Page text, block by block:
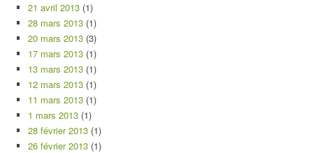
21 avril 2013 (1)
28 mars 2013 (1)
20 mars 2013 (3)
17 mars 2013 (1)
13 mars 2013 (1)
12 mars 2013 (1)
11 mars 2013 (1)
1 mars 2013 (1)
28 février 2013 (1)
26 février 2013 (1)